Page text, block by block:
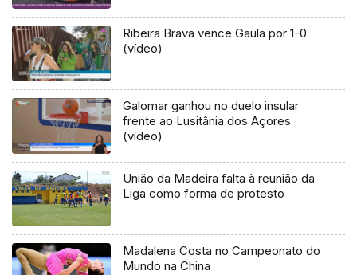
Ribeira Brava vence Gaula por 1-0
(vídeo)
Galomar ganhou no duelo insular
frente ao Lusitânia dos Açores
(vídeo)
União da Madeira falta à reunião da
Liga como forma de protesto
Madalena Costa no Campeonato do
Mundo na China